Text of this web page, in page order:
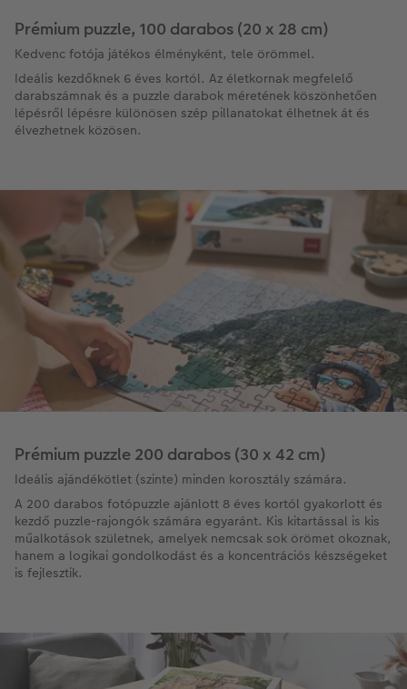
Prémium puzzle, 100 darabos (20 x 28 cm)
Kedvenc fotója játékos élményként, tele örömmel.
Ideális kezdőknek 6 éves kortól. Az életkornak megfelelő
darabszámnak és a puzzle darabok méretének köszönhetően
lépésről lépésre különösen szép pillanatokat élhetnek át és
élvezhetnek közösen.
Prémium puzzle 200 darabos (30 x 42 cm)
Ideális ajándékötlet (szinte) minden korosztály számára.
A 200 darabos fotópuzzle ajánlott 8 éves kortól gyakorlott és
kezdő puzzle-rajongók számára egyaránt. Kis kitartással is kis
műalkotások születnek, amelyek nemcsak sok örömet okoznak,
hanem a logikai gondolkodást és a koncentrációs készségeket
is fejlesztik.